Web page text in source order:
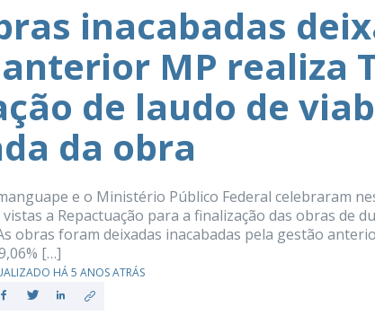
Mamanguape
–
inacabadas
MP realiza
de laudo de
da obra
e o Ministério Público Federal celebraram
a Repactuação para a finalização das obras de
obras foram deixadas inacabadas pela gestão
[…]
HÁ 5 ANOS ATRÁS